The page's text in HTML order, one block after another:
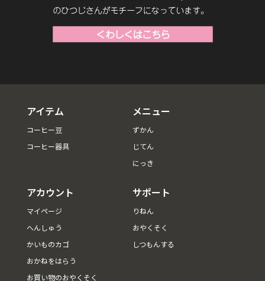
アイテム
コーヒー豆
コーヒー器具
メニュー
ずかん
じてん
にっき
アカウント
マイページ
へんしゅう
かいものカゴ
おかねをはらう
お買い物のおやくそく
サポート
りねん
おやくそく
しつもんする